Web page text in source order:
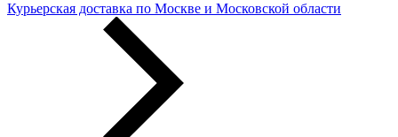
Курьерская доставка по Москве и Московской области